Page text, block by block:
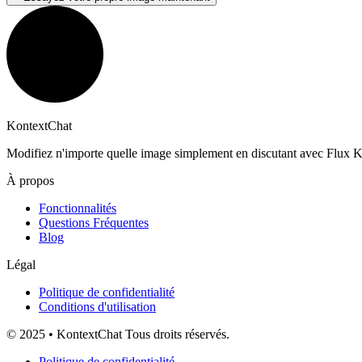
KontextChat
Modifiez n'importe quelle image simplement en discutant avec Flux
À propos
Fonctionnalités
Questions Fréquentes
Blog
Légal
Politique de confidentialité
Conditions d'utilisation
© 2025 • KontextChat Tous droits réservés.